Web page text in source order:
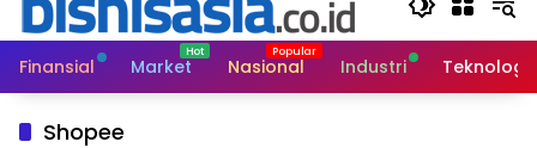
Finansial Market Nasional Industri Teknologi
Shopee